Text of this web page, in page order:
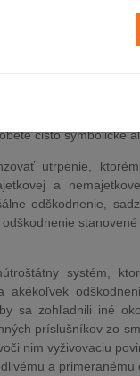
trestnej činnosti ako
dôsledky tejto
dotknutá smernica
úmyselných
Hoci si členské štáty
ktoré je
čisto symbolické
utrpenie,
a
odškodnenie,
systém,
akékoľvek
sa zohľadnili iné
príslušníkov zo
nim vyživovaciu
a primeranému